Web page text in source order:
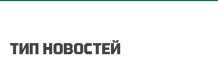
ТИП НОВОСТЕЙ